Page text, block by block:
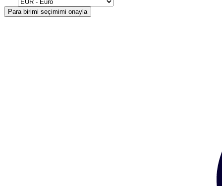
Para birimi seçimimi onayla